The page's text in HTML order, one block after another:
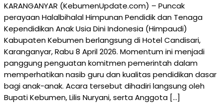
KARANGANYAR (KebumenUpdate.com) – Puncak
perayaan Halalbihalal Himpunan Pendidik dan Tenaga
Kependidikan Anak Usia Dini Indonesia (Himpaudi)
Kabupaten Kebumen berlangsung di Hotel Candisari,
Karanganyar, Rabu 8 April 2026. Momentum ini menjadi
panggung penguatan komitmen pemerintah dalam
memperhatikan nasib guru dan kualitas pendidikan dasar
bagi anak-anak. Acara tersebut dihadiri langsung oleh
Bupati Kebumen, Lilis Nuryani, serta Anggota […]